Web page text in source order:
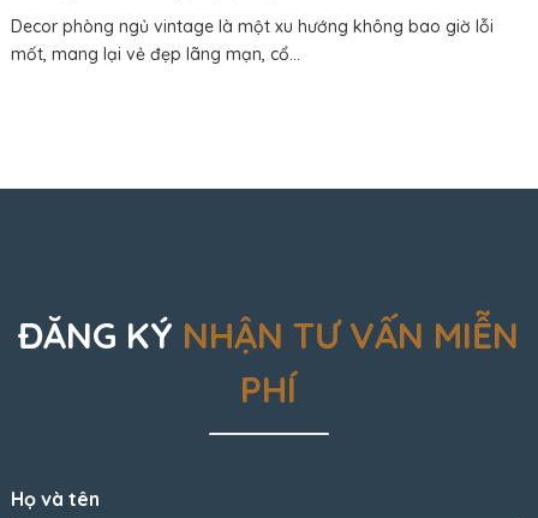
Decor phòng ngủ vintage là một xu hướng không bao giờ lỗi
mốt, mang lại vẻ đẹp lãng mạn, cổ...
ĐĂNG KÝ NHẬN TƯ VẤN MIỄN
PHÍ
Họ và tên